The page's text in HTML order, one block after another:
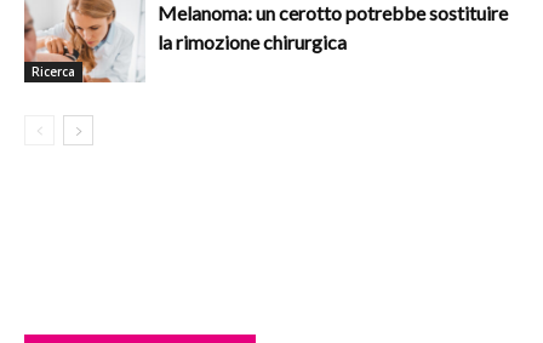
Ricerca
Melanoma: un cerotto potrebbe sostituire
la rimozione chirurgica